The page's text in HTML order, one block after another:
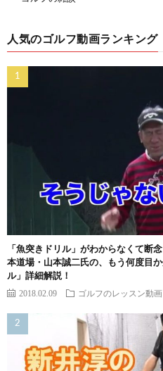
人気のゴルフ動画ランキング
「魚突きドリル」がわからなくて断
本道場・山本誠二氏の、もう何度目
ル」詳細解説！
2018.02.09 ゴルフのレッスン動画